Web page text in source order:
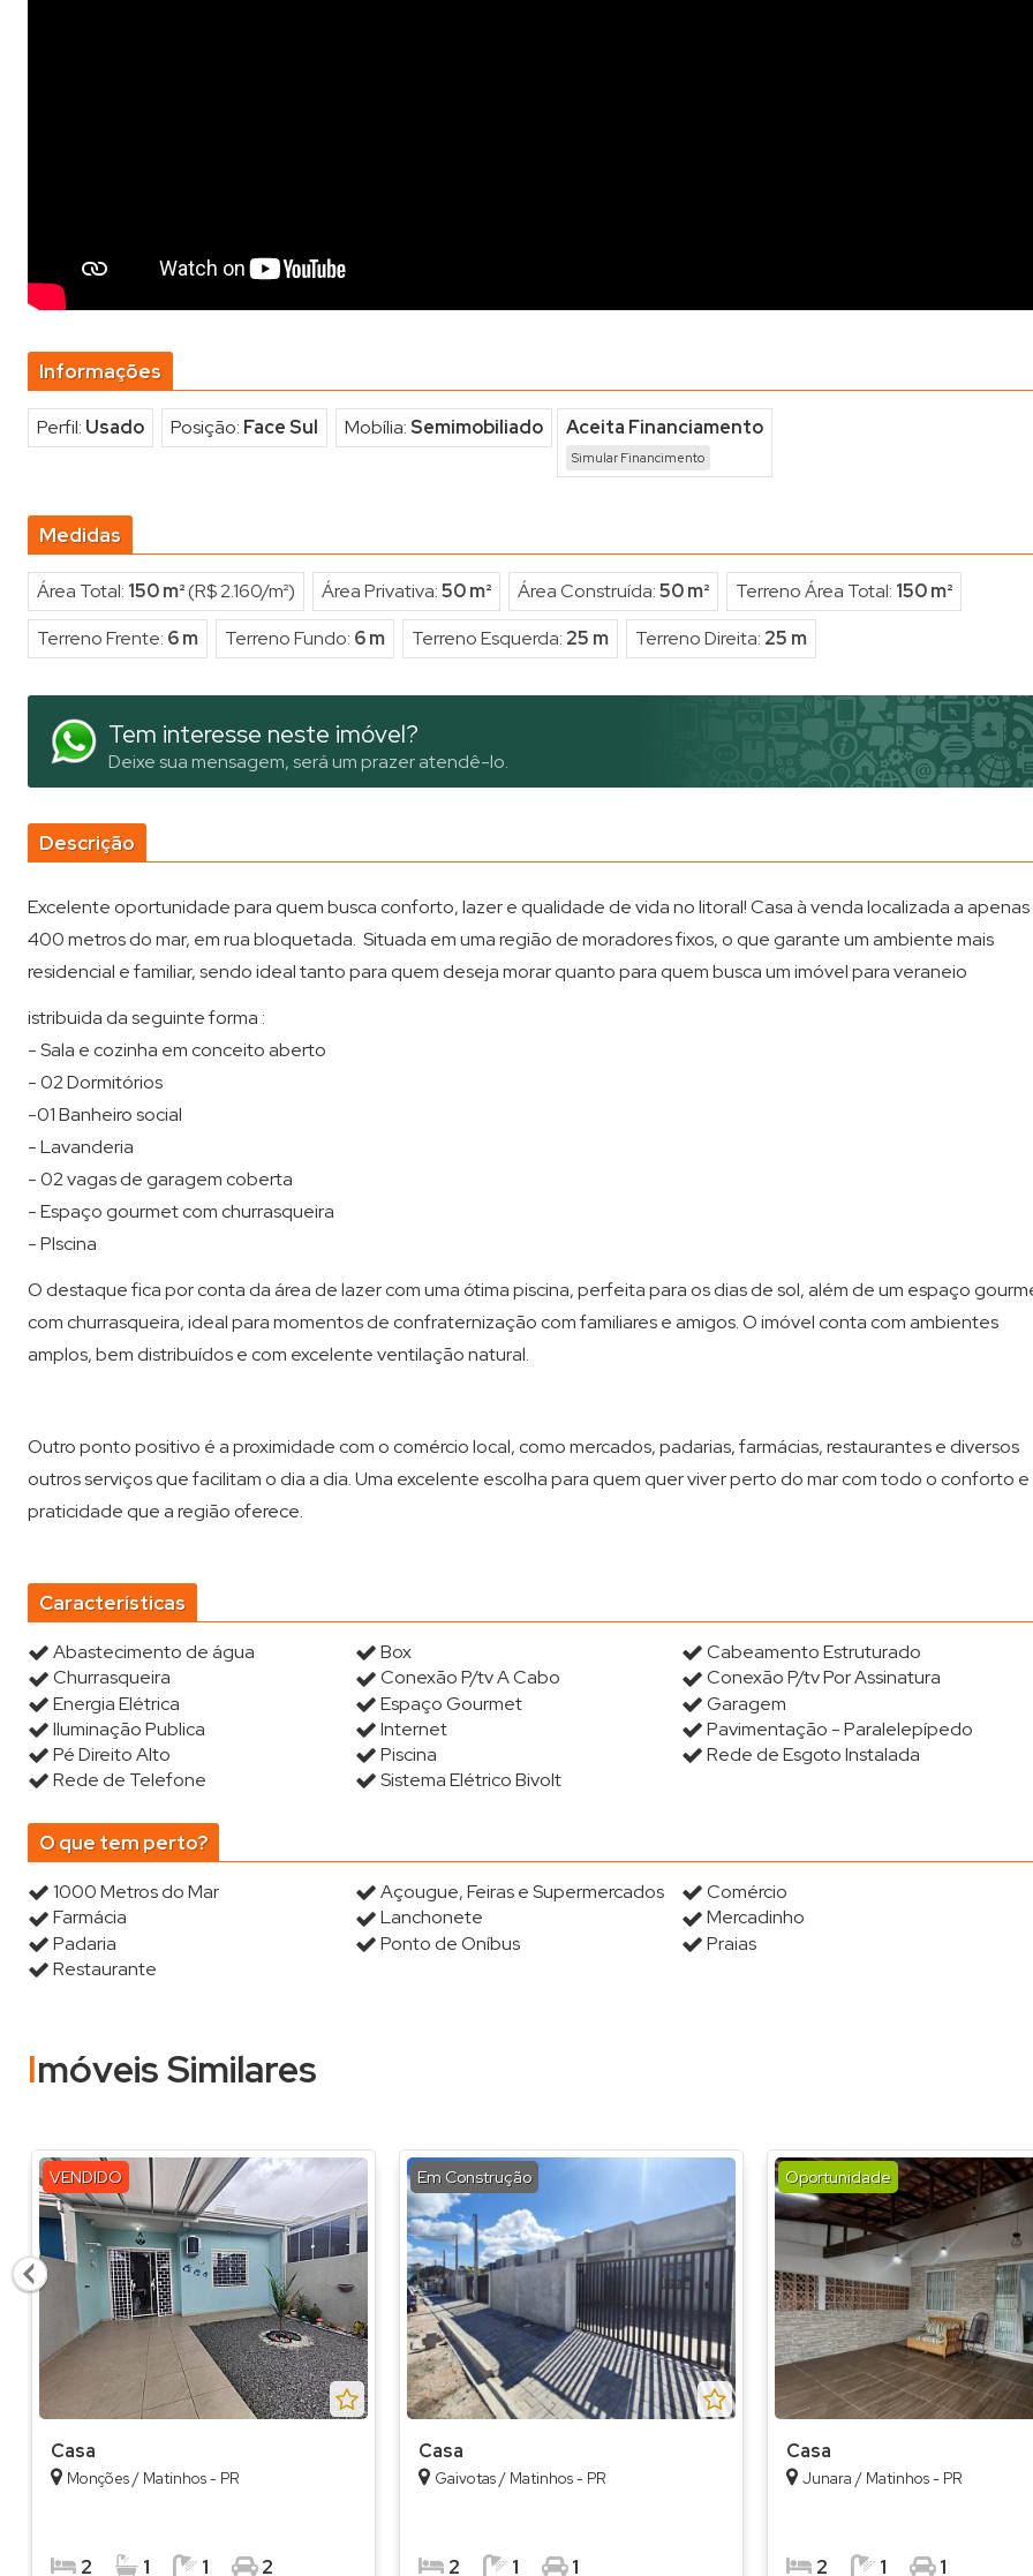
Informações
Perfil: Usado Posição: Face Sul Mobília:Semimobiliado Aceita Financiamento
Simular Financimento
Medidas
Área Total: 150 m²(R$ 2.160/m²) Área Privativa:50 m² Área Construída:50 m² Terreno Área Total: 150 m²
Terreno Frente: 6 m Terreno Fundo: 6 m Terreno Esquerda: 25 m Terreno Direita: 25 m
Tem interesse neste imóvel?
Deixe sua mensagem, será um prazer atendê-lo.
Descrição
Excelente oportunidade para quem busca conforto, lazer e qualidade de vida no litoral! Casa à venda localizada a apenas
400 metros do mar, em rua bloquetada. Situada em uma região de moradores fixos, o que garante um ambiente mais
residencial e familiar, sendo ideal tanto para quem deseja morar quanto para quem busca um imóvel para veraneio
istribuida da seguinte forma :
- Sala e cozinha em conceito aberto
- 02 Dormitórios
-01 Banheiro social
- Lavanderia
- 02 vagas de garagem coberta
- Espaço gourmet com churrasqueira
- PIscina
O destaque fica por conta da área de lazer com uma ótima piscina, perfeita para os dias de sol, além de um espaço
com churrasqueira, ideal para momentos de confraternização com familiares e amigos. O imóvel conta com ambientes
amplos, bem distribuídos e com excelente ventilação natural.
Outro ponto positivo é a proximidade com o comércio local, como mercados, padarias, farmácias, restaurantes e diversos
outros serviços que facilitam o dia a dia. Uma excelente escolha para quem quer viver perto do mar com todo o conforto e
praticidade que a região oferece.
Características
Abastecimento de água Box
Cabeamento Estruturado
Churrasqueira
Conexão P/tv A Cabo
Conexão P/tv Por Assinatura
Energia Elétrica
Espaço Gourmet
Garagem
Iluminação Publica
Internet
Pavimentação - Paralelepípedo
Pé Direito Alto
Piscina
Rede de Esgoto Instalada
Rede de Telefone
Sistema Elétrico Bivolt
O que tem perto?
1000 Metros do Mar Açougue, Feiras e Supermercados
Comércio
Farmácia
Lanchonete
Mercadinho
Padaria
Ponto de Oníbus
Praias
Restaurante
Imóveis Similares
VENDIDO
Casa
Monções / Matinhos - PR
2 1 1 2
Em Construção
Casa
Gaivotas / Matinhos - PR
2 1 1
Oportunidade
Casa
Junara / Matinhos - PR
2 1 1